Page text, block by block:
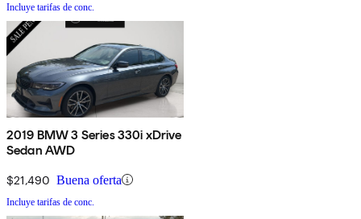
Incluye tarifas de conc.
2019 BMW 3 Series 330i xDrive
Sedan AWD
$21,490 Buena oferta
Incluye tarifas de conc.